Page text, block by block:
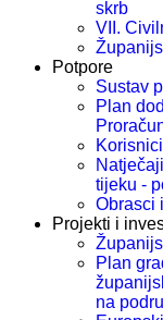
skrb
VII.
Potpore
Sustav
Plan
tijeku -
Obrasci
Projekti i
Plan
na